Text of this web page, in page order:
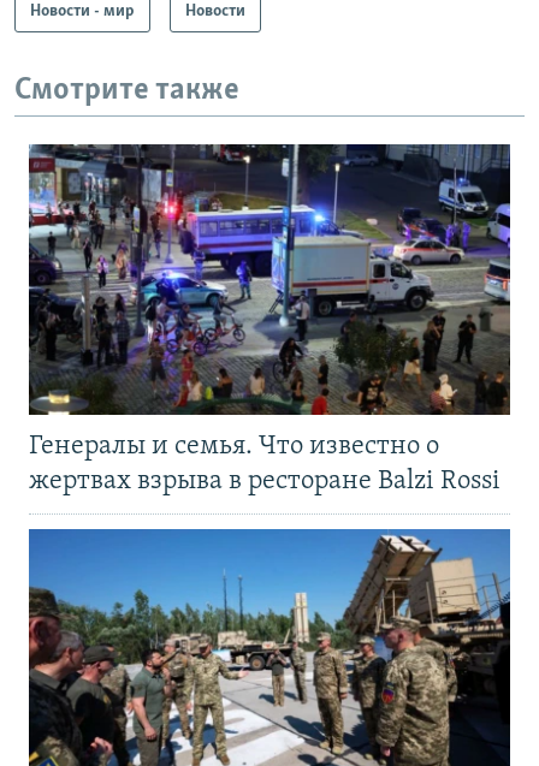
Новости - мир Новости
Смотрите также
Генералы и семья. Что известно о
жертвах взрыва в ресторане Balzi Rossi